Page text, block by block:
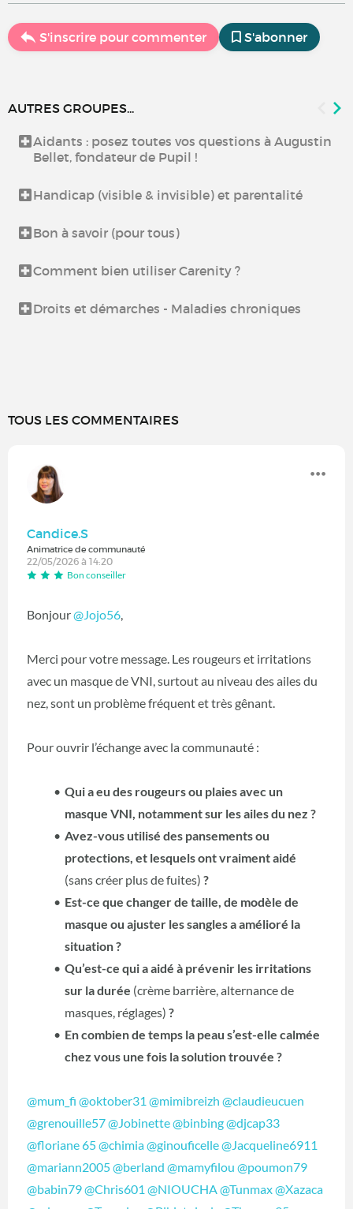
S'inscrire pour commenter S'abonner
AUTRES GROUPES...
Aidants : posez toutes vos questions à Augustin
Bellet, fondateur de Pupil !
Handicap (visible & invisible) et parentalité
Bon à savoir (pour tous)
Comment bien utiliser Carenity ?
Droits et démarches - Maladies chroniques
TOUS LES COMMENTAIRES
Candice.S
Animatrice de communauté
22/05/2026 à 14:20
Bon conseiller
Bonjour@Jojo56,
Merci pour votre message. Les rougeurs et irritations
avec un masque de VNI, surtout au niveau des ailes du
nez, sont un problème fréquent et très gênant.
Pour ouvrir l’échange avec la communauté :
Qui a eu des rougeurs ou plaies avec un
masque VNI, notamment sur les ailes du nez ?
Avez-vous utilisé des pansements ou
protections, et lesquels ont vraiment aidé
(sans créer plus de fuites) ?
Est-ce que changer de taille, de modèle de
masque ou ajuster les sangles a amélioré la
situation ?
Qu’est-ce qui a aidé à prévenir les irritations
sur la durée (crème barrière, alternance de
masques, réglages) ?
En combien de temps la peau s’est-elle calmée
chez vous une fois la solution trouvée ?
@mum_fi @oktober31 @mimibreizh @claudieucuen
@grenouille57@Jobinette@binbing@djcap33
@floriane 65@chimia@ginouficelle@Jacqueline6911
@mariann2005@berland @mamyfilou @poumon79
@babin79@Chris601 @NIOUCHA@Tunmax@Xazaca